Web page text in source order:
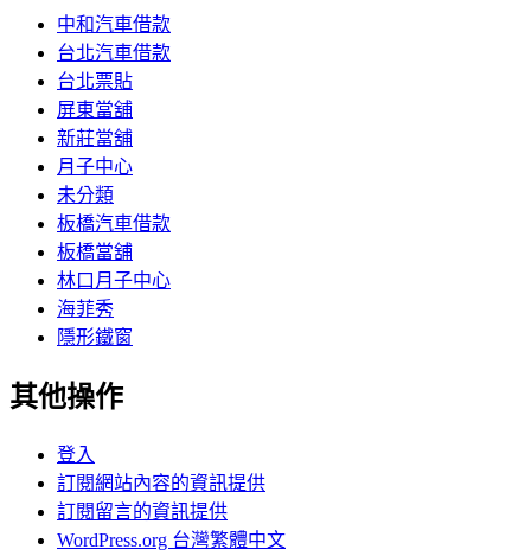
中和汽車借款
台北汽車借款
台北票貼
屏東當舖
新莊當舖
月子中心
未分類
板橋汽車借款
板橋當舖
林口月子中心
海菲秀
隱形鐵窗
其他操作
登入
訂閱網站內容的資訊提供
訂閱留言的資訊提供
WordPress.org 台灣繁體中文